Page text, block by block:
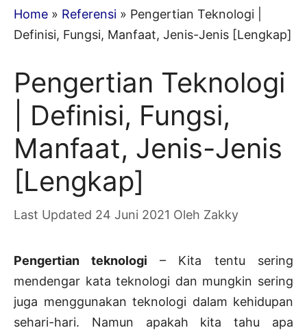
Home » Referensi » Pengertian Teknologi |
Definisi, Fungsi, Manfaat, Jenis-Jenis [Lengkap]
Pengertian Teknologi
| Definisi, Fungsi,
Manfaat, Jenis-Jenis
[Lengkap]
24 Juni 2021 Oleh Zakky
Pengertian teknologi – Kita tentu sering
mendengar kata teknologi dan mungkin sering
juga menggunakan teknologi dalam kehidupan
sehari-hari. Namun apakah kita tahu apa